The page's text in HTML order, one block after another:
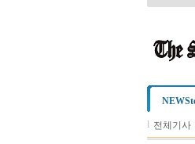
l 전체기사